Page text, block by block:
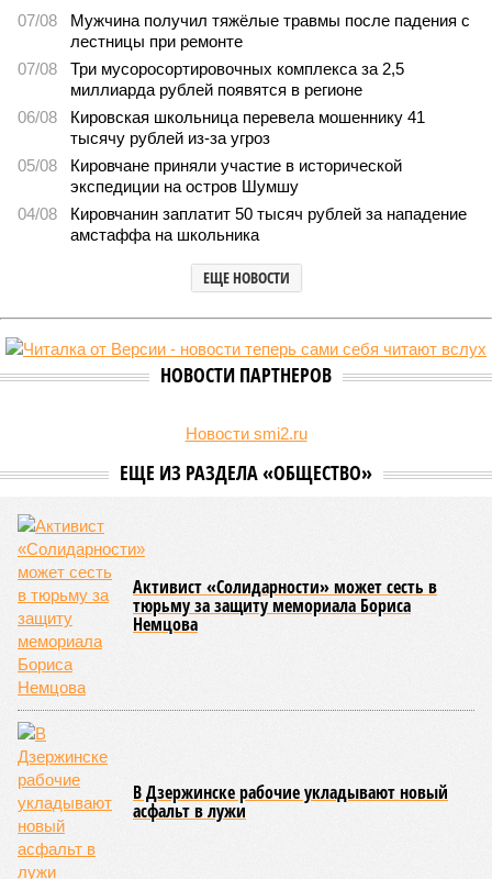
07/08
Мужчина получил тяжёлые травмы после падения с
лестницы при ремонте
07/08
Три мусоросортировочных комплекса за 2,5
миллиарда рублей появятся в регионе
06/08
Кировская школьница перевела мошеннику 41
тысячу рублей из-за угроз
05/08
Кировчане приняли участие в исторической
экспедиции на остров Шумшу
04/08
Кировчанин заплатит 50 тысяч рублей за нападение
амстаффа на школьника
ЕЩЕ НОВОСТИ
НОВОСТИ ПАРТНЕРОВ
Новости smi2.ru
ЕЩЕ ИЗ РАЗДЕЛА «ОБЩЕСТВО»
Активист «Солидарности» может сесть в
тюрьму за защиту мемориала Бориса
Немцова
В Дзержинске рабочие укладывают новый
асфальт в лужи